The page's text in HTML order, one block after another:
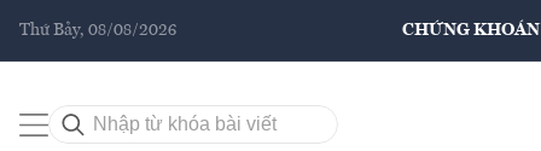
Thứ Bảy, 08/08/2026 CHỨNG KHOÁN